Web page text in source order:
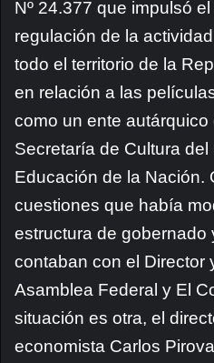
Nº 24.377 que impulsó
regulación de la
todo el territorio de la
en relación a las
como un ente
Secretaría de Cultura
Educación de la Nación.
cuestiones que había
estructura de gobernado
contaban con el Director
Asamblea Federal y El
situación es otra, el
economista Carlos